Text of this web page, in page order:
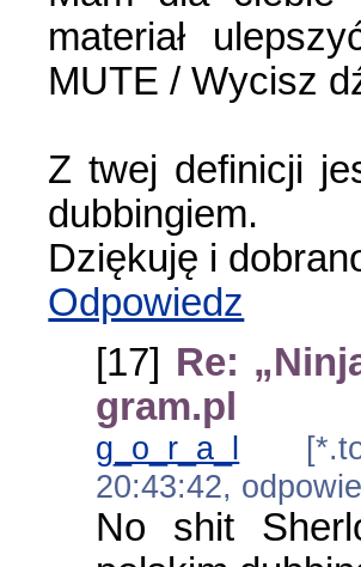
materiał
MUTE / Wycisz
Z twej definicji
dubbingiem.
Dziękuję i
Odpowiedz
[17] Re:
gram.pl
g_o_r_a_l
20:43:42,
No shit